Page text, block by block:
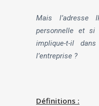
Mais l’adresse
personnelle et si
implique-t-il
l’entreprise ?
Définitions :